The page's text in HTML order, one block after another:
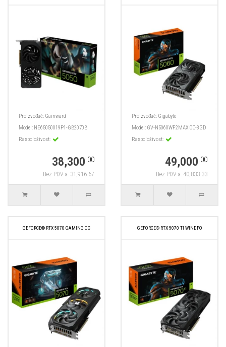
Proizvođač: Gainward
Model: NE65050019P1-GB2070B
Raspoloživost:
38,300.00
Bez PDV-a: 31,916.67
Proizvođač: Gigabyte
Model: GV-N5060WF2MAX OC-8GD
Raspoloživost:
49,000.00
Bez PDV-a: 40,833.33
GEFORCE® RTX 5070 GAMING OC GEFORCE® RTX 5070 TI WINDFO